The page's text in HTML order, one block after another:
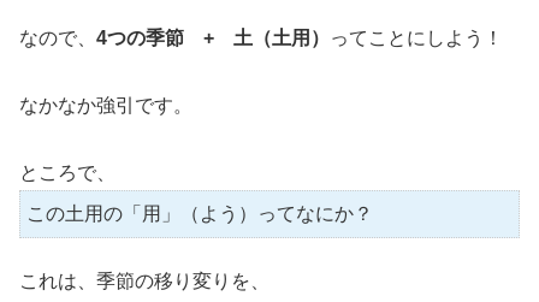
なので、 4つの季節 + 土（土用） ってことにしよう！
なかなか強引です。
ところで、
この土用の「用」（よう）ってなにか？
これは、季節の移り変りを、